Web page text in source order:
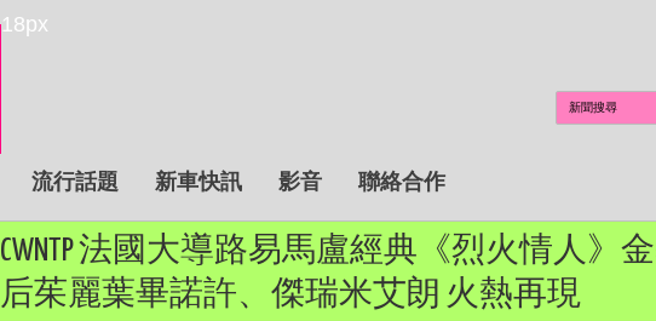
18px
流行話題 新車快訊 影音 聯絡合作
CWNTP 法國大導路易馬盧經典《烈火情人》
后茱麗葉畢諾許、傑瑞米艾朗 火熱再現